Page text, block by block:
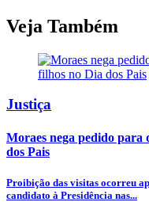
Veja Também
Justiça
Moraes nega pedido para
dos Pais
Proibição das visitas ocorreu
candidato à Presidência nas...